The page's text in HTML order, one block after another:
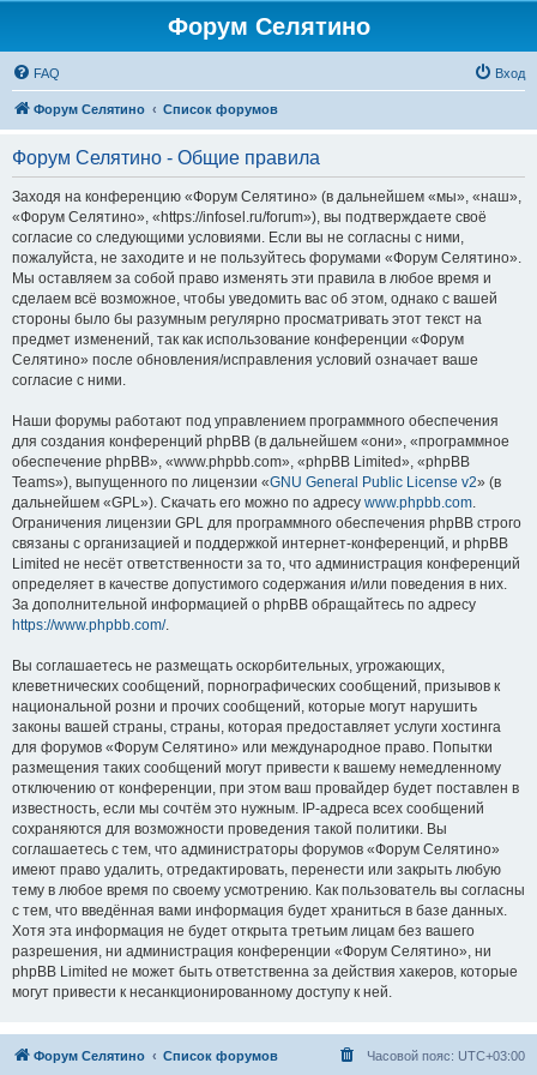
Форум Селятино
FAQ Вход
Форум Селятино Список форумов
Форум Селятино - Общие правила
Заходя на конференцию «Форум Селятино» (в дальнейшем «мы», «наш»,
«Форум Селятино», «https://infosel.ru/forum»), вы подтверждаете своё
согласие со следующими условиями. Если вы не согласны с ними,
пожалуйста, не заходите и не пользуйтесь форумами «Форум Селятино».
Мы оставляем за собой право изменять эти правила в любое время и
сделаем всё возможное, чтобы уведомить вас об этом, однако с вашей
стороны было бы разумным регулярно просматривать этот текст на
предмет изменений, так как использование конференции «Форум
Селятино» после обновления/исправления условий означает ваше
согласие с ними.
Наши форумы работают под управлением программного обеспечения
для создания конференций phpBB (в дальнейшем «они», «программное
обеспечение phpBB», «www.phpbb.com», «phpBB Limited», «phpBB
Teams»), выпущенного по лицензии «GNU General Public License v2» (в
дальнейшем «GPL»). Скачать его можно по адресу www.phpbb.com.
Ограничения лицензии GPL для программного обеспечения phpBB строго
связаны с организацией и поддержкой интернет-конференций, и phpBB
Limited не несёт ответственности за то, что администрация конференций
определяет в качестве допустимого содержания и/или поведения в них.
За дополнительной информацией о phpBB обращайтесь по адресу
https://www.phpbb.com/.
Вы соглашаетесь не размещать оскорбительных, угрожающих,
клеветнических сообщений, порнографических сообщений, призывов к
национальной розни и прочих сообщений, которые могут нарушить
законы вашей страны, страны, которая предоставляет услуги хостинга
для форумов «Форум Селятино» или международное право. Попытки
размещения таких сообщений могут привести к вашему немедленному
отключению от конференции, при этом ваш провайдер будет поставлен в
известность, если мы сочтём это нужным. IP-адреса всех сообщений
сохраняются для возможности проведения такой политики. Вы
соглашаетесь с тем, что администраторы форумов «Форум Селятино»
имеют право удалить, отредактировать, перенести или закрыть любую
тему в любое время по своему усмотрению. Как пользователь вы согласны
с тем, что введённая вами информация будет храниться в базе данных.
Хотя эта информация не будет открыта третьим лицам без вашего
разрешения, ни администрация конференции «Форум Селятино», ни
phpBB Limited не может быть ответственна за действия хакеров, которые
могут привести к несанкционированному доступу к ней.
Форум Селятино Список форумов Часовой пояс: UTC+03:00